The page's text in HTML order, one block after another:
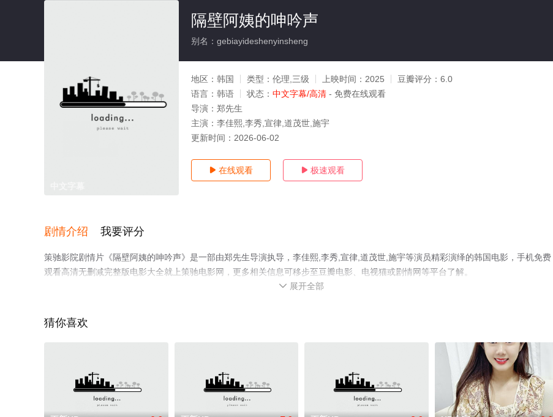
隔壁阿姨的呻吟声
别名：gebiayideshenyinsheng
地区： 韩国 类型： 伦理,三级 上映时间： 2025 豆瓣评分： 6.0
语言： 韩语 状态： 中文字幕/高清 - 免费在线观看
导演： 郑先生
主演： 李佳熙,李秀,宣律,道茂世,施宇
更新时间： 2026-06-02
 在线观看  极速观看
剧情介绍 我要评分
策驰影院剧情片《隔壁阿姨的呻吟声》是一部由郑先生导演执导，李佳熙,李秀,宣律,道茂世,施宇等演员精彩演绎的韩国电影，手机免费
观看高清无删减完整版电影大全就上策驰电影网，更多相关信息可移步至豆瓣电影、电视猫或剧情网等平台了解。
 展开全部
猜你喜欢